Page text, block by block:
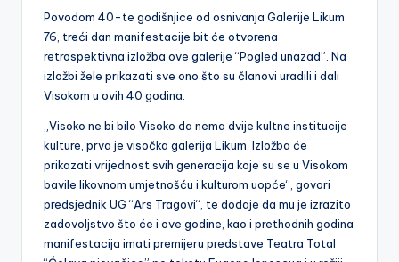
Povodom 40-te godišnjice od osnivanja Galerije Likum
76, treći dan manifestacije bit će otvorena
retrospektivna izložba ove galerije “Pogled unazad”. Na
izložbi žele prikazati sve ono što su članovi uradili i dali
Visokom u ovih 40 godina.
„Visoko ne bi bilo Visoko da nema dvije kultne institucije
kulture, prva je visočka galerija Likum. Izložba će
prikazati vrijednost svih generacija koje su se u Visokom
bavile likovnom umjetnošću i kulturom uopće“, govori
predsjednik UG “Ars Tragovi“, te dodaje da mu je izrazito
zadovoljstvo što će i ove godine, kao i prethodnih godina
manifestacija imati premijeru predstave Teatra Total